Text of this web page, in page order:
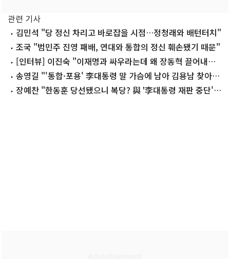
관련 기사
김민석 "당 정신 차리고 바로잡을 시점…정청래와 배턴터치"
조국 "범민주 진영 패배, 연대와 통합의 정신 훼손됐기 때문"
[인터뷰] 이진숙 "이재명과 싸우라는데 왜 장동혁 끌어내리
려 하나"
송영길 "'통합·포용' 李대통령 말 가슴에 남아 김용남 찾아
격려"
장예찬 "한동훈 당선됐으니 복당? 與 '李대통령 재판 중단'